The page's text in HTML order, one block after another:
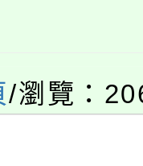
住民語歌
年度第
選結果(
年度第
/瀏覽：